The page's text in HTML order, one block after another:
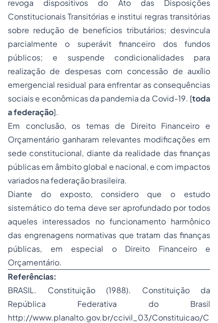
revoga dispositivos do Ato das Disposições
Constitucionais Transitórias e institui regras transitórias
sobre redução de benefícios tributários; desvincula
parcialmente o superávit financeiro dos fundos
públicos; e suspende condicionalidades para
realização de despesas com concessão de auxílio
emergencial residual para enfrentar as consequências
sociais e econômicas da pandemia da Covid-19. [toda
a federação].
Em conclusão, os temas de Direito Financeiro e
Orçamentário ganharam relevantes modificações em
sede constitucional, diante da realidade das finanças
públicas em âmbito global e nacional, e com impactos
variados na federação brasileira.
Diante do exposto, considero que o estudo
sistemático do tema deve ser aprofundado por todos
aqueles interessados no funcionamento harmônico
das engrenagens normativas que tratam das finanças
públicas, em especial o Direito Financeiro e
Orçamentário.
Referências:
BRASIL. Constituição (1988). Constituição da
República Federativa do Brasil
http://www.planalto.gov.br/ccivil_03/Constituicao/C